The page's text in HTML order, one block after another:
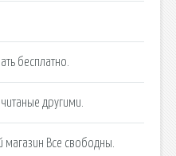
бесплатно.
другими.
магазин Все свободны.